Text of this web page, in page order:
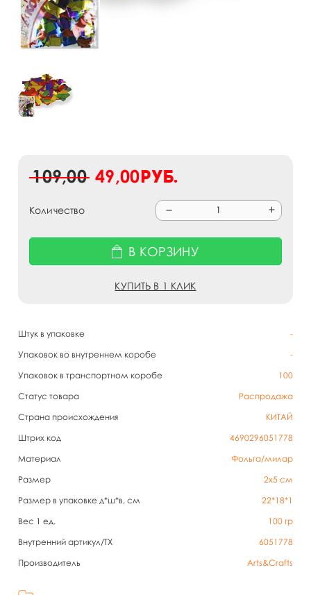
Штук в упаковке
-
Упаковок во внутреннем коробе
-
Упаковок в транспортном коробе
100
Статус товара
Распродажа
Страна происхождения
КИТАЙ
Штрих код
4690296051778
Материал
Фольга/милар
Размер
2х5 см
Размер в упаковке д*ш*в, см
22*18*1
Вес 1 ед.
100 гр
Внутренний артикул/TX
6051778
Производитель
Arts&Crafts
109,00 49,00руб.
Количество
В КОРЗИНУ
КУПИТЬ В 1 КЛИК